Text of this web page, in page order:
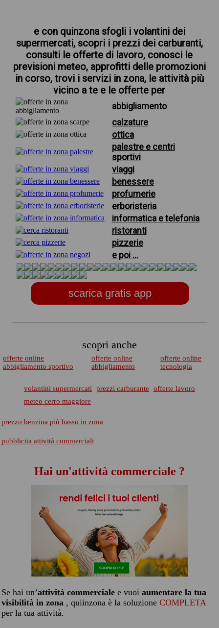
e con quinzona sfogli i volantini dei
supermercati, scopri i prezzi dei carburanti,
consulti le offerte di lavoro, conosci le
previsioni meteo, approfitti delle promozioni
in corso, trovi i servizi in zona, le attività più
vicino a te e le offerte per
abbigliamento
calzature
ottica
palestre e centri
sportivi
viaggi
benessere
profumerie
erboristeria
informatica e telefonia
ristoranti
pizzerie
e poi ...
scarica gratis app
scopri anche
offerte online
abbigliamento sportivo
offerte online
abbigliamento
offerte online
tecnologia
volantini supermercati prezzi carburante
offerte lavoro
meteo cerro maggiore
prezzo benzina più basso in zona
pubblicita attività commerciali
Hai un'attività commerciale ?
Se hai un’attività commerciale e vuoi aumentare la tua
visibilità in zona , quiinzona è la soluzione COMPLETA
per la tua attività.